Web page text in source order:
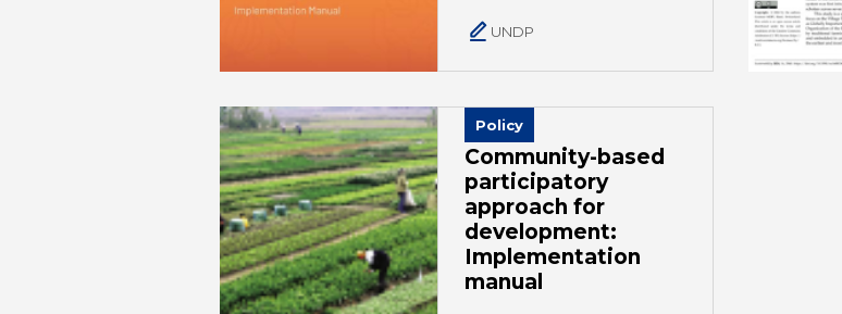
UNDP
Policy
Community-based
participatory
approach for
development:
Implementation
manual